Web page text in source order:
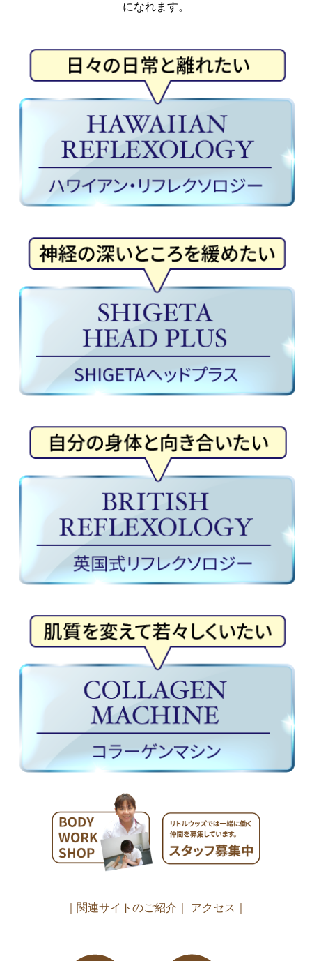
になれます。
｜関連サイトのご紹介｜ アクセス｜